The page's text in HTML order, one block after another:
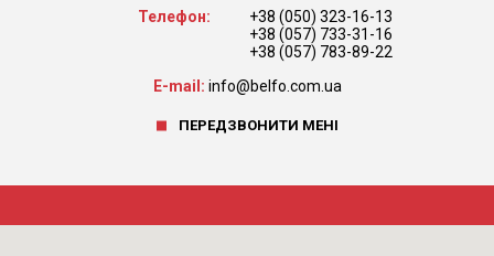
Телефон:
+38 (050) 323-16-13
+38 (057) 733-31-16
+38 (057) 783-89-22
E-mail: info@belfo.com.ua
ПЕРЕДЗВОНИТИ МЕНІ